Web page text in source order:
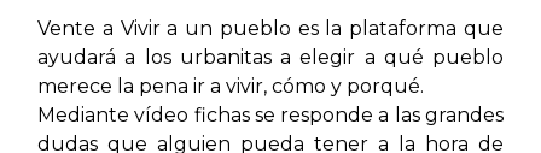
Vente a Vivir a un pueblo es la plataforma que
ayudará a los urbanitas a elegir a qué pueblo
merece la pena ir a vivir, cómo y porqué.
Mediante vídeo fichas se responde a las grandes
dudas que alguien pueda tener a la hora de